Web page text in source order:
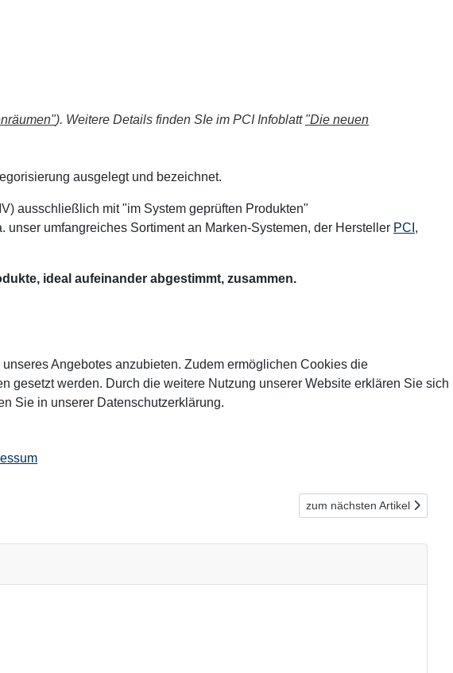
). Weitere Details finden SIe im PCI Infoblatt "Die neuen
ausgelegt und bezeichnet.
ausschließlich mit "im System geprüften Produkten"
umfangreiches Sortiment an Marken-Systemen, der Hersteller PCI ,
ideal aufeinander abgestimmt, zusammen.
Nächster Beitrag: 5%
zum nächsten Artikel
Angebotes anzubieten. Zudem ermöglichen Cookies die
gesetzt werden. Durch die weitere Nutzung unserer Website erklären Sie sich
Sie in unserer Datenschutzerklärung.